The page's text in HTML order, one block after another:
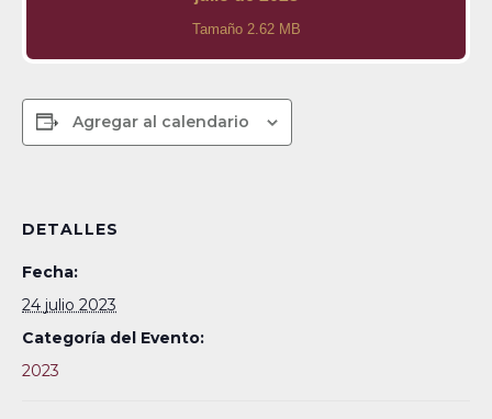
Tamaño 2.62 MB
Agregar al calendario
DETALLES
Fecha:
24 julio 2023
Categoría del Evento:
2023